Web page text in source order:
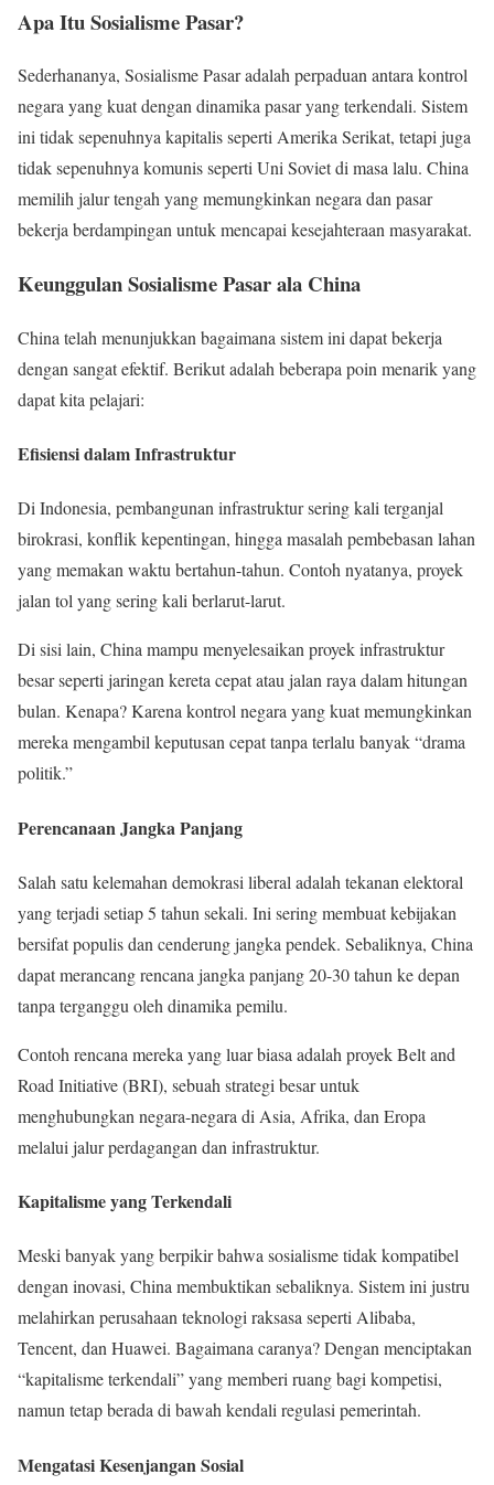
Apa Itu Sosialisme Pasar?
Sederhananya, Sosialisme Pasar adalah perpaduan antara kontrol
negara yang kuat dengan dinamika pasar yang terkendali. Sistem
ini tidak sepenuhnya kapitalis seperti Amerika Serikat, tetapi juga
tidak sepenuhnya komunis seperti Uni Soviet di masa lalu. China
memilih jalur tengah yang memungkinkan negara dan pasar
bekerja berdampingan untuk mencapai kesejahteraan masyarakat.
Keunggulan Sosialisme Pasar ala China
China telah menunjukkan bagaimana sistem ini dapat bekerja
dengan sangat efektif. Berikut adalah beberapa poin menarik yang
dapat kita pelajari:
Efisiensi dalam Infrastruktur
Di Indonesia, pembangunan infrastruktur sering kali terganjal
birokrasi, konflik kepentingan, hingga masalah pembebasan lahan
yang memakan waktu bertahun-tahun. Contoh nyatanya, proyek
jalan tol yang sering kali berlarut-larut.
Di sisi lain, China mampu menyelesaikan proyek infrastruktur
besar seperti jaringan kereta cepat atau jalan raya dalam hitungan
bulan. Kenapa? Karena kontrol negara yang kuat memungkinkan
mereka mengambil keputusan cepat tanpa terlalu banyak “drama
politik.”
Perencanaan Jangka Panjang
Salah satu kelemahan demokrasi liberal adalah tekanan elektoral
yang terjadi setiap 5 tahun sekali. Ini sering membuat kebijakan
bersifat populis dan cenderung jangka pendek. Sebaliknya, China
dapat merancang rencana jangka panjang 20-30 tahun ke depan
tanpa terganggu oleh dinamika pemilu.
Contoh rencana mereka yang luar biasa adalah proyek Belt and
Road Initiative (BRI), sebuah strategi besar untuk
menghubungkan negara-negara di Asia, Afrika, dan Eropa
melalui jalur perdagangan dan infrastruktur.
Kapitalisme yang Terkendali
Meski banyak yang berpikir bahwa sosialisme tidak kompatibel
dengan inovasi, China membuktikan sebaliknya. Sistem ini justru
melahirkan perusahaan teknologi raksasa seperti Alibaba,
Tencent, dan Huawei. Bagaimana caranya? Dengan menciptakan
“kapitalisme terkendali” yang memberi ruang bagi kompetisi,
namun tetap berada di bawah kendali regulasi pemerintah.
Mengatasi Kesenjangan Sosial